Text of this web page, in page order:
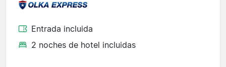
Entrada incluida
2 noches de hotel incluidas